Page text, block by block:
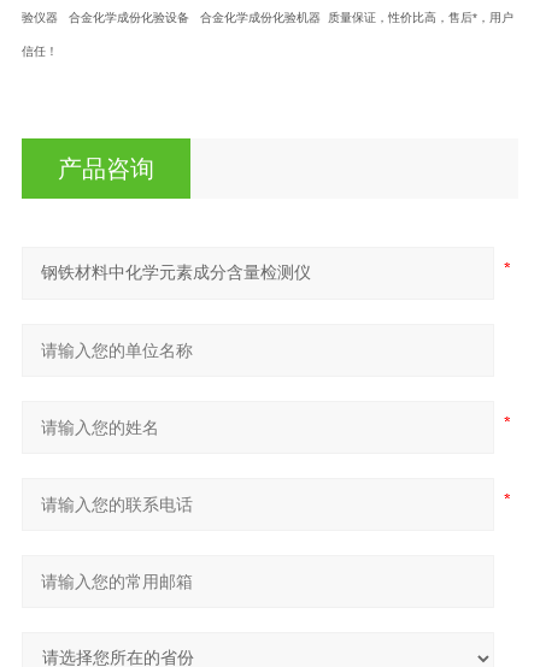
验仪器 合金化学成份化验设备 合金化学成份化验机器 质量保证，性价比高，售后*，用户
信任！
产品咨询